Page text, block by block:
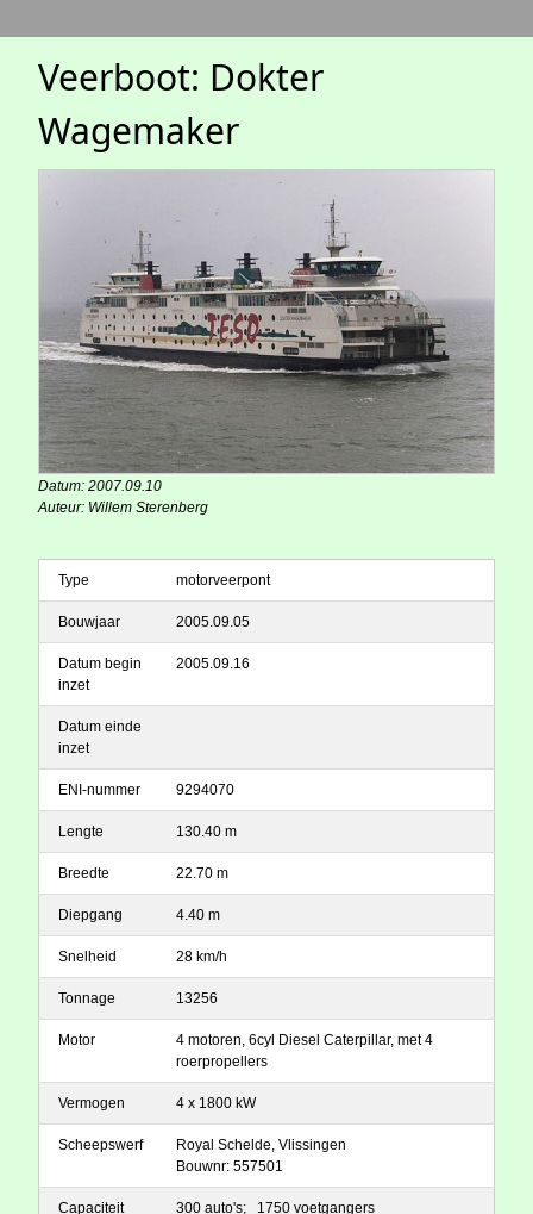
Veerboot: Dokter
Wagemaker
Datum: 2007.09.10
Auteur: Willem Sterenberg
Type motorveerpont
Bouwjaar 2005.09.05
Datum begin
inzet
2005.09.16
Datum einde
inzet
ENI-nummer 9294070
Lengte 130.40 m
Breedte 22.70 m
Diepgang 4.40 m
Snelheid 28 km/h
Tonnage 13256
Motor
4 motoren, 6cyl Diesel Caterpillar, met 4
roerpropellers
Vermogen 4 x 1800 kW
Scheepswerf
Royal Schelde, Vlissingen
Bouwnr: 557501
Capaciteit 300 auto's; 1750 voetgangers